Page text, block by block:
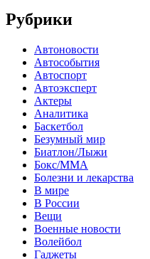
Рубрики
Автоновости
Автособытия
Автоспорт
Автоэксперт
Актеры
Аналитика
Баскетбол
Безумный мир
Биатлон/Лыжи
Бокс/MMA
Болезни и лекарства
В мире
В России
Вещи
Военные новости
Волейбол
Гаджеты